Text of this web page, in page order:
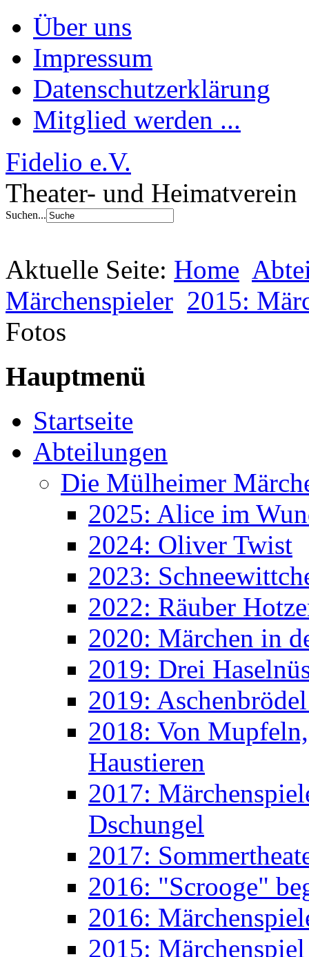
Über uns
Impressum
Datenschutzerklärung
Mitglied werden ...
Fidelio e.V.
Theater- und Heimatverein
Suchen...
Aktuelle Seite: Home
Märchenspieler 2015:
Fotos
Hauptmenü
Startseite
Abteilungen
Die Mülheimer
2025: Alice im
2024: Oliver Twist
2023:
2022: Räuber
2020: Märchen in
2019: Drei
2019:
2018: Von
Haustieren
2017:
Dschungel
2017:
2016: "Scrooge"
2016:
2015: